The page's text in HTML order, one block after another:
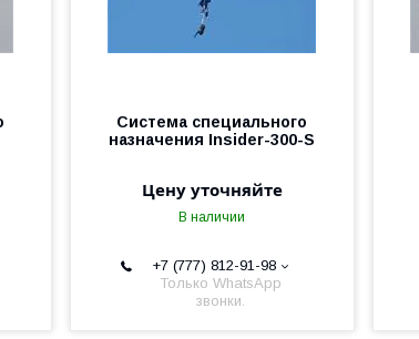
Система cпециального
назначения Insider-300-S
Цену уточняйте
В наличии
+7 (777) 812-91-98
Только WhatsApp
звонки.